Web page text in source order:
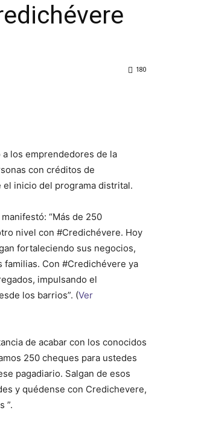
180
los emprendedores de la
con créditos de
inicio del programa distrital.
“Más de 250
nivel con #Credichévere. Hoy
fortaleciendo sus negocios,
Con #Credichévere ya
impulsando el
los barrios”. (Ver
de acabar con los conocidos
250 cheques para ustedes
pagadiario. Salgan de esos
y quédense con Credichevere,
”.